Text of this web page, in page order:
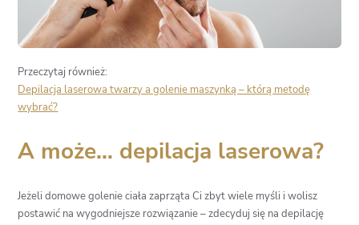
Przeczytaj również:
Depilacja laserowa twarzy a golenie maszynką – którą metodę
wybrać?
A może… depilacja laserowa?
Jeżeli domowe golenie ciała zaprząta Ci zbyt wiele myśli i wolisz
postawić na wygodniejsze rozwiązanie – zdecyduj się na depilację